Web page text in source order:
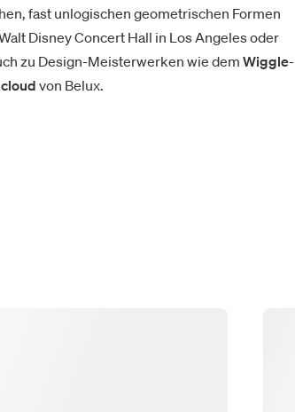
fast unlogischen geometrischen Formen
Disney Concert Hall in Los Angeles oder
zu Design-Meisterwerken wie dem Wiggle-
von Belux.